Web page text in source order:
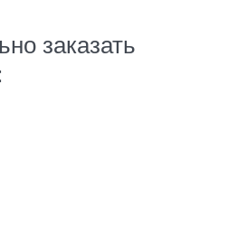
заказать